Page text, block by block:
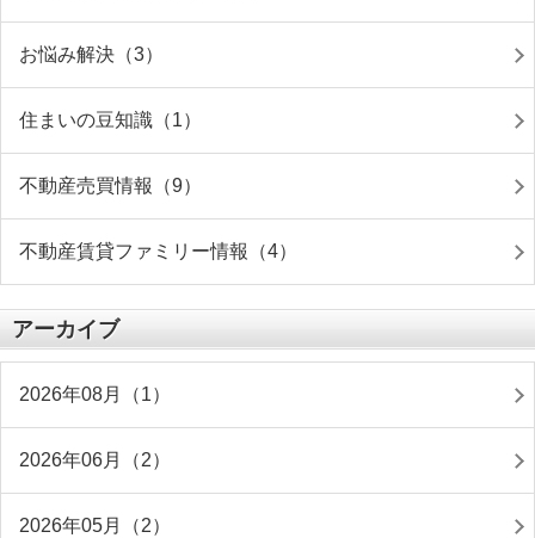
お悩み解決（3）
住まいの豆知識（1）
不動産売買情報（9）
不動産賃貸ファミリー情報（4）
アーカイブ
2026年08月（1）
2026年06月（2）
2026年05月（2）